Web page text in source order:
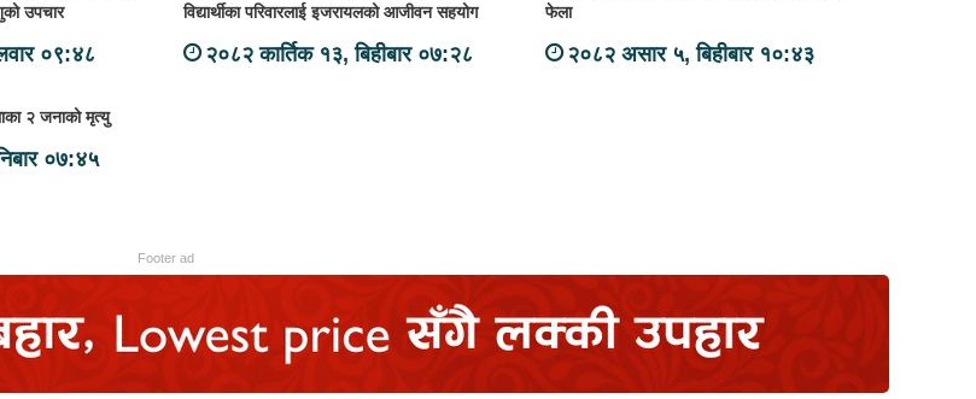
उपचार
०९:४८
विद्यार्थीका परिवारलाई इजरायलको आजीवन सहयोग
२०८२ कार्तिक १३, बिहीबार ०७:२८
फेला
२०८२ असार ५, बिहीबार १०:४३
२ जनाको मृत्यु
०७:४५
Footer ad